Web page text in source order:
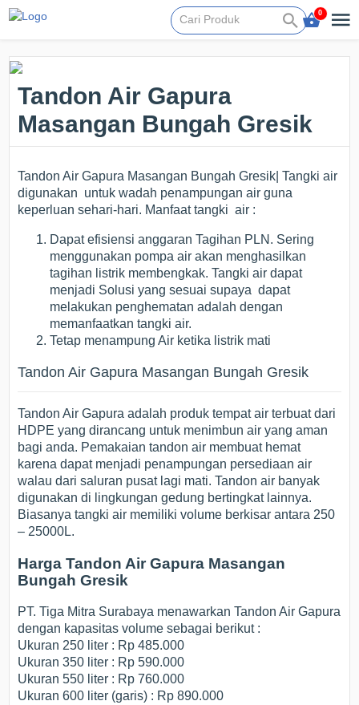
0
Tandon Air Gapura
Masangan Bungah Gresik
Tandon Air Gapura Masangan Bungah Gresik| Tangki air
digunakan untuk wadah penampungan air guna
keperluan sehari-hari. Manfaat tangki air :
Dapat efisiensi anggaran Tagihan PLN. Sering
menggunakan pompa air akan menghasilkan
tagihan listrik membengkak. Tangki air dapat
menjadi Solusi yang sesuai supaya dapat
melakukan penghematan adalah dengan
memanfaatkan tangki air.
Tetap menampung Air ketika listrik mati
Tandon Air Gapura Masangan Bungah Gresik
Tandon Air Gapura adalah produk tempat air terbuat dari
HDPE yang dirancang untuk menimbun air yang aman
bagi anda. Pemakaian tandon air membuat hemat
karena dapat menjadi penampungan persediaan air
walau dari saluran pusat lagi mati. Tandon air banyak
digunakan di lingkungan gedung bertingkat lainnya.
Biasanya tangki air memiliki volume berkisar antara 250
– 25000L.
Harga Tandon Air Gapura Masangan
Bungah Gresik
PT. Tiga Mitra Surabaya menawarkan Tandon Air Gapura
dengan kapasitas volume sebagai berikut :
Ukuran 250 liter : Rp 485.000
Ukuran 350 liter : Rp 590.000
Ukuran 550 liter : Rp 760.000
Ukuran 600 liter (garis) : Rp 890.000